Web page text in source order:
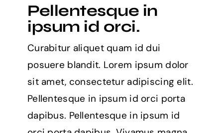
with
Pellentesque in
ipsum id orci.
Curabitur aliquet quam id dui
posuere blandit. Lorem ipsum dolor
sit amet, consectetur adipiscing elit.
Pellentesque in ipsum id orci porta
dapibus. Pellentesque in ipsum id